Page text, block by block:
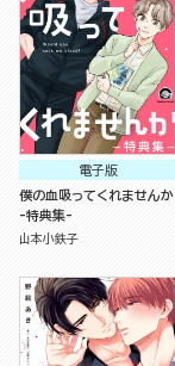
電子版
僕の血吸ってくれませんか
-特典集-
山本小鉄子